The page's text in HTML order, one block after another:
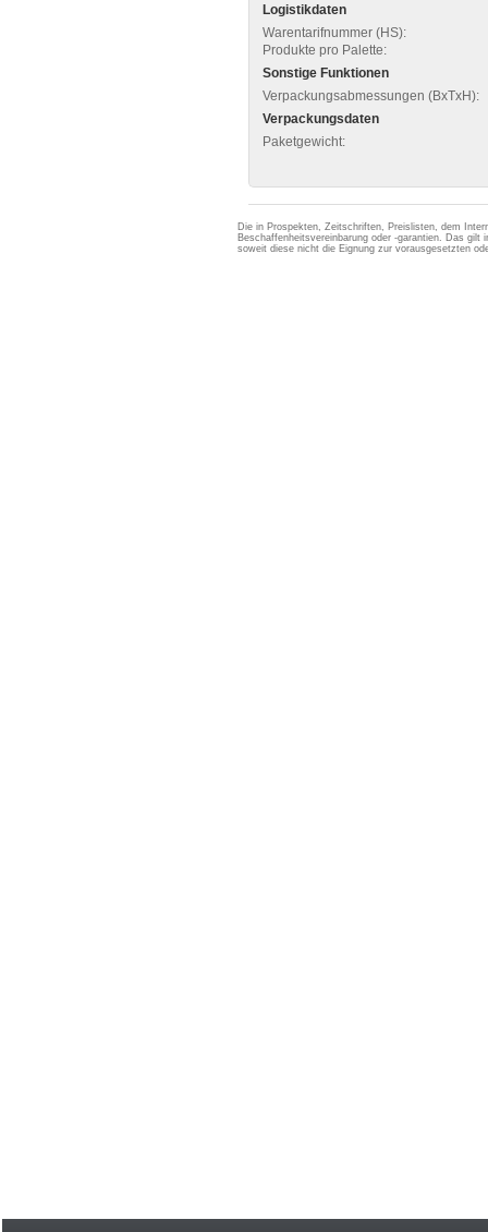
Logistikdaten
Warentarifnummer (HS):
Produkte pro Palette:
Sonstige Funktionen
Verpackungsabmessungen (BxTxH):
Verpackungsdaten
Paketgewicht:
Die in Prospekten, Zeitschriften, Preislisten, dem
Beschaffenheitsvereinbarung oder -garantien. Das
soweit diese nicht die Eignung zur vorausgesetzten